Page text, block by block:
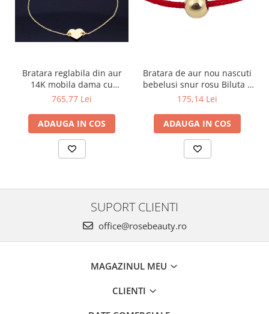
Bratara reglabila din aur
14K mobila dama cu
Inimioara gravabila
765,77 Lei
ADAUGA IN COS
Bratara de aur nou nascuti
bebelusi snur rosu Biluta 4
mm
175,14 Lei
ADAUGA IN COS
SUPORT CLIENTI
office@rosebeauty.ro
MAGAZINUL MEU
CLIENTI